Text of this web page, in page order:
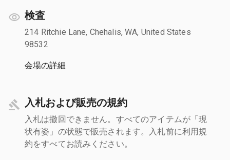
検査
214 Ritchie Lane, Chehalis, WA, United States
98532
会場の詳細
入札および販売の規約
入札は撤回できません。すべてのアイテムが「現
状有姿」の状態で販売されます。入札前に利用規
約をすべてお読みください。